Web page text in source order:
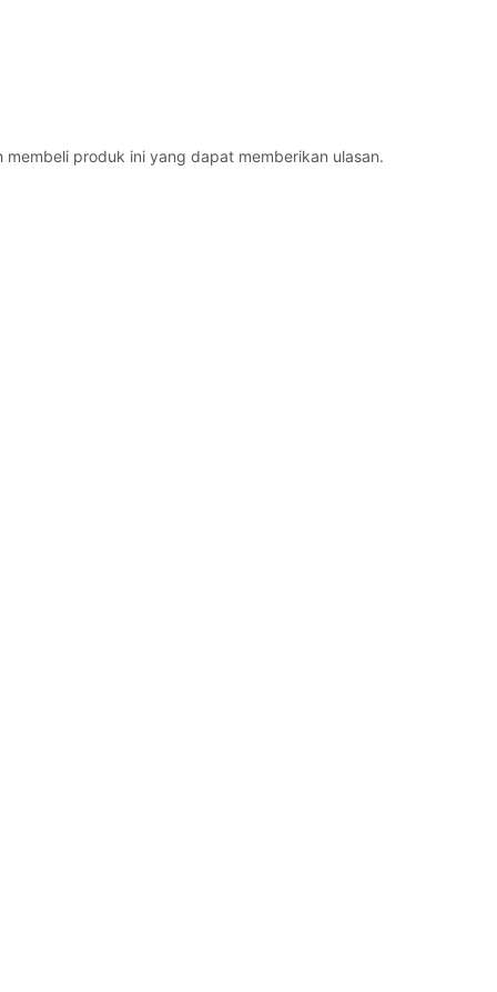
produk ini yang dapat memberikan ulasan.